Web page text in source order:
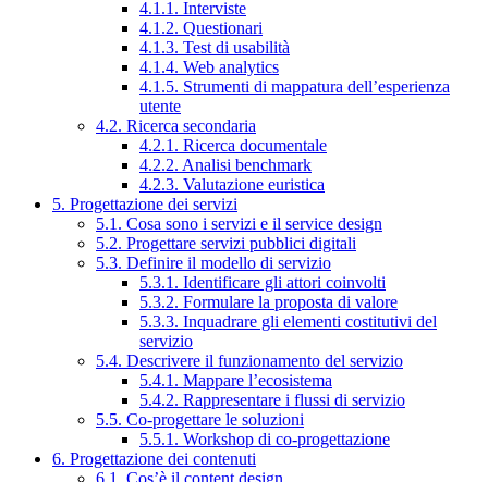
4.1.1. Interviste
4.1.2. Questionari
4.1.3. Test di usabilità
4.1.4. Web analytics
4.1.5. Strumenti di mappatura dell’esperienza
utente
4.2. Ricerca secondaria
4.2.1. Ricerca documentale
4.2.2. Analisi benchmark
4.2.3. Valutazione euristica
5. Progettazione dei servizi
5.1. Cosa sono i servizi e il service design
5.2. Progettare servizi pubblici digitali
5.3. Definire il modello di servizio
5.3.1. Identificare gli attori coinvolti
5.3.2. Formulare la proposta di valore
5.3.3. Inquadrare gli elementi costitutivi del
servizio
5.4. Descrivere il funzionamento del servizio
5.4.1. Mappare l’ecosistema
5.4.2. Rappresentare i flussi di servizio
5.5. Co-progettare le soluzioni
5.5.1. Workshop di co-progettazione
6. Progettazione dei contenuti
6.1. Cos’è il content design